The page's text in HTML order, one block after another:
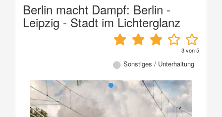
Berlin macht Dampf: Berlin -
Leipzig - Stadt im Lichterglanz
3von5
Sonstiges / Unterhaltung